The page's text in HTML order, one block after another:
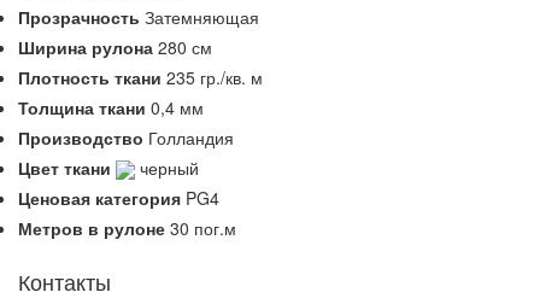
Прозрачность Затемняющая
Ширина рулона 280 см
Плотность ткани 235 гр./кв. м
Толщина ткани 0,4 мм
Производство Голландия
Цвет ткани
черный
Ценовая категория PG4
Метров в рулоне 30 пог.м
Контакты